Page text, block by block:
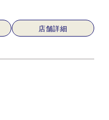
店舗詳細